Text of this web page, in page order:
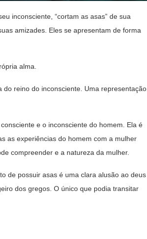
inconsciente, “cortam as asas” de sua
amizades. Eles se apresentam de forma
alma.
reino do inconsciente. Uma representação
e o inconsciente do homem. Ela é
as experiências do homem com a mulher
compreender e a natureza da mulher.
de possuir asas é uma clara alusão ao deus
dos gregos. O único que podia transitar